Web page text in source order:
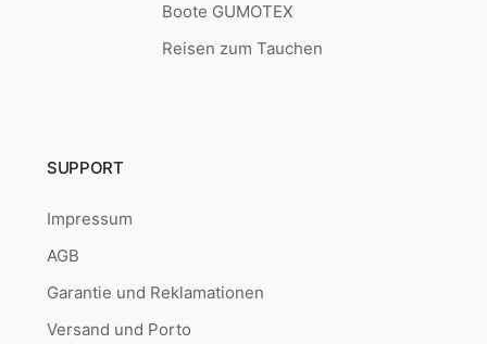
Boote GUMOTEX
Reisen zum Tauchen
SUPPORT
Impressum
AGB
Garantie und Reklamationen
Versand und Porto